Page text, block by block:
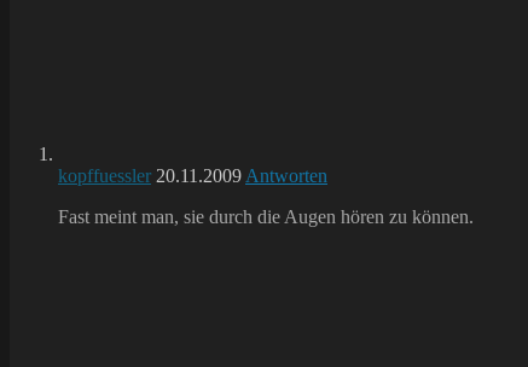
kopffuessler 20.11.2009 Antworten
Fast meint man, sie durch die Augen hören zu können.